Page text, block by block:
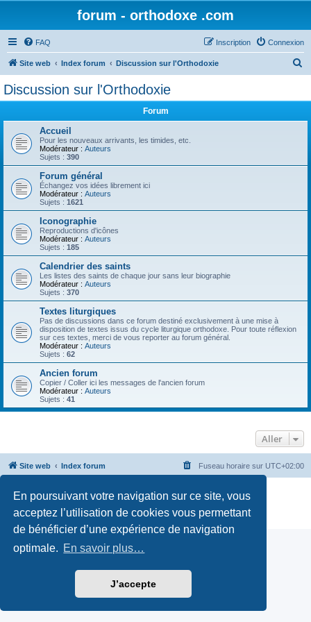
En poursuivant votre navigation sur ce site, vous
acceptez l’utilisation de cookies vous permettant
de bénéficier d’une expérience de navigation
optimale. En savoir plus…
J’accepte
forum - orthodoxe .com
FAQ Connexion
Inscription
Site web Index forum Discussion sur l'Orthodoxie
r
Discussion sur l'Orthodoxie
Forum
Accueil
Pour les nouveaux arrivants, les timides, etc.
Modérateur : Auteurs
Sujets : 390
Forum général
Échangez vos idées librement ici
Modérateur : Auteurs
Sujets : 1621
Iconographie
Reproductions d'icônes
Modérateur : Auteurs
Sujets : 185
Calendrier des saints
Les listes des saints de chaque jour sans leur biographie
Modérateur : Auteurs
Sujets : 370
Textes liturgiques
Pas de discussions dans ce forum destiné exclusivement à une mise à
disposition de textes issus du cycle liturgique orthodoxe. Pour toute réflexion
sur ces textes, merci de vous reporter au forum général.
Modérateur : Auteurs
Sujets : 62
Ancien forum
Copier / Coller ici les messages de l'ancien forum
Modérateur : Auteurs
Sujets : 41
Aller
Site web Index forum Fuseau horaire sur UTC+02:00
Développé par
® Forum Software © phpBB Limited
Traduction française officielle
Confidentialité|Conditions